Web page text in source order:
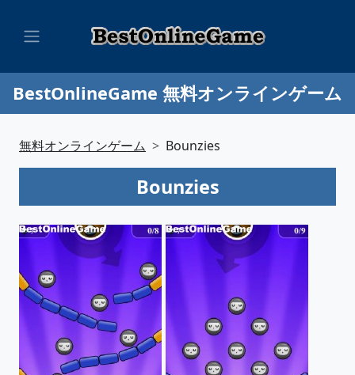
BestOnlineGame 無料オンラインゲーム
無料オンラインゲーム Bounzies
Bounzies